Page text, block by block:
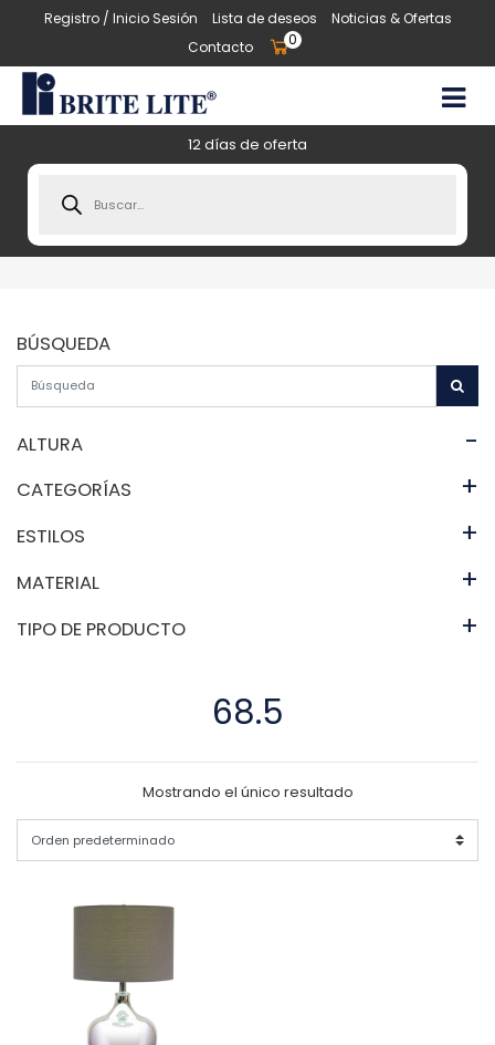
Registro / Inicio Sesión Lista de deseos
Noticias & Ofertas
Contacto
0
12 días de oferta
search
BÚSQUEDA
ALTURA -
CATEGORÍAS +
ESTILOS +
MATERIAL +
TIPO DE PRODUCTO +
68.5
Mostrando el único resultado